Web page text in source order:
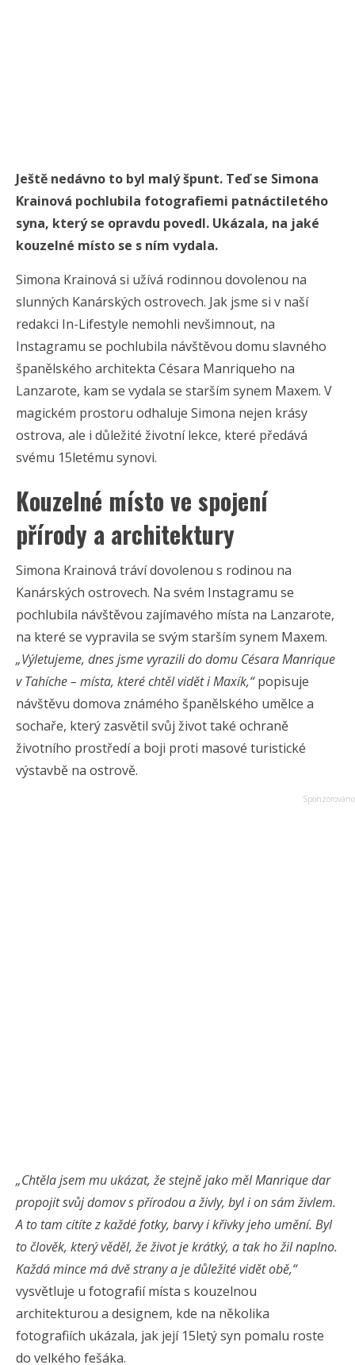
Ještě nedávno to byl malý špunt. Teď se Simona
Krainová pochlubila fotografiemi patnáctiletého
syna, který se opravdu povedl. Ukázala, na jaké
kouzelné místo se s ním vydala.
Simona Krainová si užívá rodinnou dovolenou na
slunných Kanárských ostrovech. Jak jsme si v naší
redakci In-Lifestyle nemohli nevšimnout, na
Instagramu se pochlubila návštěvou domu slavného
španělského architekta Césara Manriqueho na
Lanzarote, kam se vydala se starším synem Maxem. V
magickém prostoru odhaluje Simona nejen krásy
ostrova, ale i důležité životní lekce, které předává
svému 15letému synovi.
Kouzelné místo ve spojení
přírody a architektury
Simona Krainová tráví dovolenou s rodinou na
Kanárských ostrovech. Na svém Instagramu se
pochlubila návštěvou zajímavého místa na Lanzarote,
na které se vypravila se svým starším synem Maxem.
„Výletujeme, dnes jsme vyrazili do domu Césara Manrique
v Tahíche – místa, které chtěl vidět i Maxík,“popisuje
návštěvu domova známého španělského umělce a
sochaře, který zasvětil svůj život také ochraně
životního prostředí a boji proti masové turistické
výstavbě na ostrově.
„Chtěla jsem mu ukázat, že stejně jako měl Manrique dar
propojit svůj domov s přírodou a živly, byl i on sám živlem.
A to tam cítíte z každé fotky, barvy i křivky jeho umění. Byl
to člověk, který věděl, že život je krátký, a tak ho žil naplno.
Každá mince má dvě strany a je důležité vidět obě,“
vysvětluje u fotografií místa s kouzelnou
architekturou a designem, kde na několika
fotografiích ukázala, jak její 15letý syn pomalu roste
do velkého fešáka.